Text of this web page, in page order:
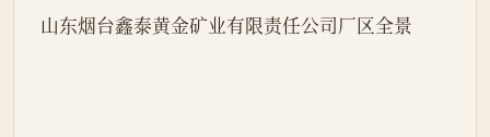
山东烟台鑫泰黄金矿业有限责任公司厂区全景